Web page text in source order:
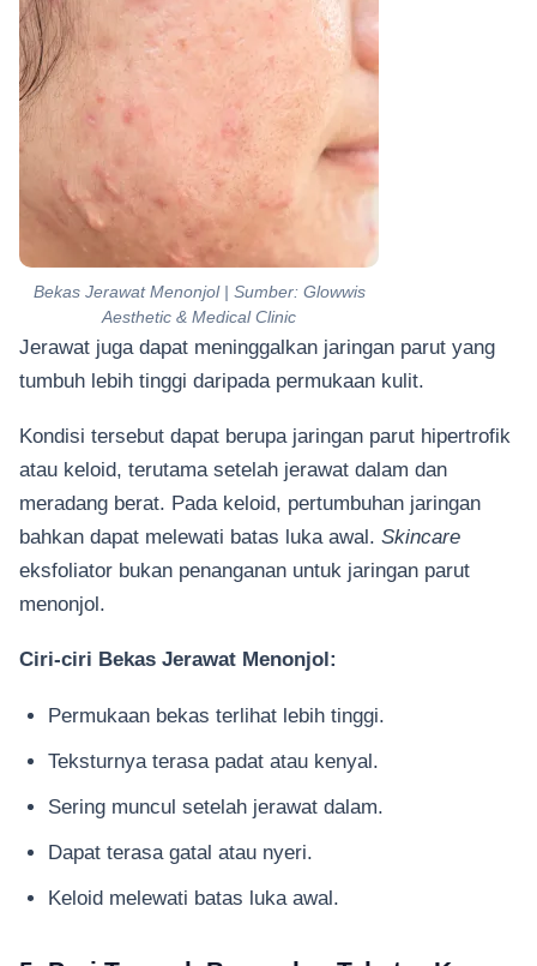
Bekas Jerawat Menonjol | Sumber: Glowwis
Aesthetic & Medical Clinic
Jerawat juga dapat meninggalkan jaringan parut yang
tumbuh lebih tinggi daripada permukaan kulit.
Kondisi tersebut dapat berupa jaringan parut hipertrofik
atau keloid, terutama setelah jerawat dalam dan
meradang berat. Pada keloid, pertumbuhan jaringan
bahkan dapat melewati batas luka awal. Skincare
eksfoliator bukan penanganan untuk jaringan parut
menonjol.
Ciri-ciri Bekas Jerawat Menonjol:
Permukaan bekas terlihat lebih tinggi.
Teksturnya terasa padat atau kenyal.
Sering muncul setelah jerawat dalam.
Dapat terasa gatal atau nyeri.
Keloid melewati batas luka awal.